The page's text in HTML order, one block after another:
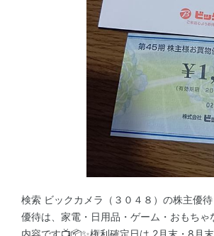
検索 ビックカメラ（３０４８）の株主優
優待は、家電・日用品・ゲーム・おもち